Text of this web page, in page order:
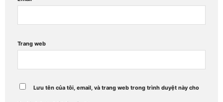
Trang web
Lưu tên của tôi, email, và trang web trong trình duyệt này cho